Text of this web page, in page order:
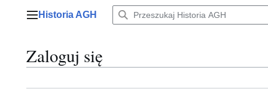
Menu główne
Historia AGH
Zaloguj się